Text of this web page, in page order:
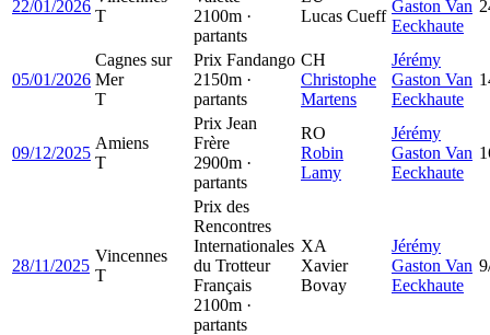
22/01/2026
T
2100m ·
partants
Lucas Cueff
Gaston Van
Eeckhaute
05/01/2026
Cagnes sur
Mer
T
Prix Fandango
2150m ·
partants
CH
Christophe
Martens
Jérémy
Gaston Van
Eeckhaute
09/12/2025
Amiens
T
Prix Jean
Frère
2900m ·
partants
RO
Robin
Lamy
Jérémy
Gaston Van
Eeckhaute
28/11/2025
Vincennes
T
Prix des
Rencontres
Internationales
du Trotteur
Français
2100m ·
partants
XA
Xavier
Bovay
Jérémy
Gaston Van
Eeckhaute